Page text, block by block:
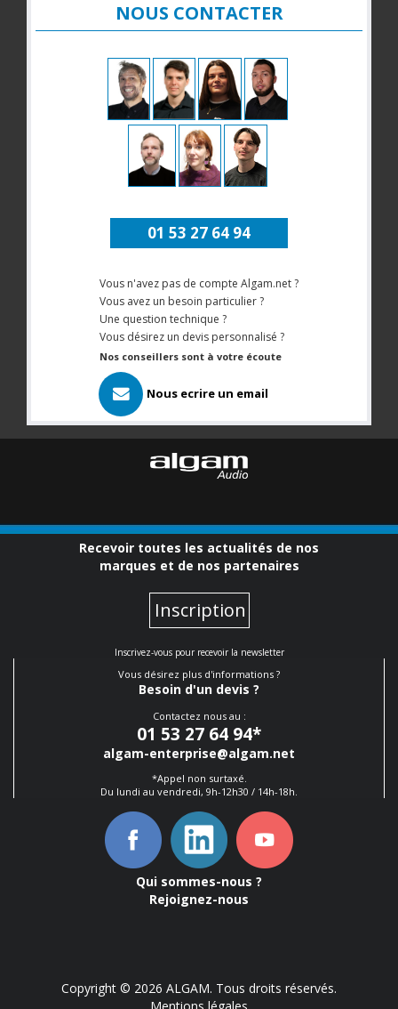
NOUS CONTACTER
01 53 27 64 94
Vous n'avez pas de compte Algam.net ?
Vous avez un besoin particulier ?
Une question technique ?
Vous désirez un devis personnalisé ?
Nos conseillers sont à votre écoute
Nous ecrire un email
Recevoir toutes les actualités de nos
marques et de nos partenaires
Inscription
Inscrivez-vous pour recevoir la newsletter
Vous désirez plus d'informations ?
Besoin d'un devis ?
Contactez nous au :
01 53 27 64 94*
algam-enterprise@algam.net
*Appel non surtaxé.
Du lundi au vendredi, 9h-12h30 / 14h-18h.
Qui sommes-nous ?
Rejoignez-nous
Copyright © 2026 ALGAM. Tous droits réservés.